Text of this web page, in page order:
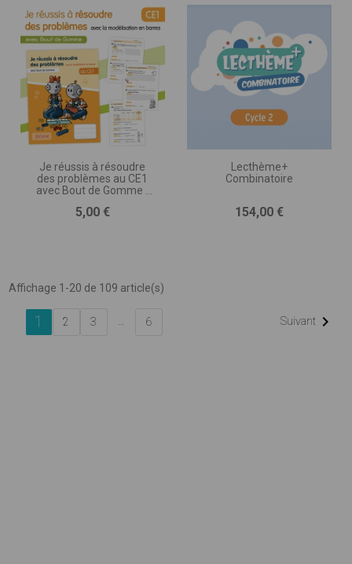
Je réussis à résoudre
des problèmes au CE1
avec Bout de Gomme -
barres
Prix
5,00 €
Lecthème+
Combinatoire
Prix
154,00 €
Affichage 1-20 de 109 article(s)
1 2 3 6 Suivant